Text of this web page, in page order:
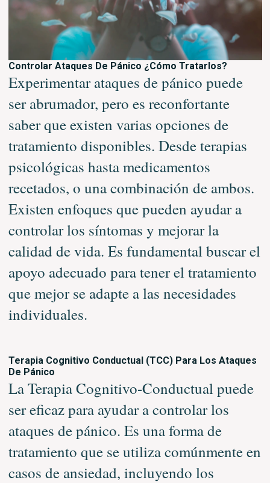
Controlar Ataques De Pánico ¿Cómo Tratarlos?
Experimentar ataques de pánico puede
ser abrumador, pero es reconfortante
saber que existen varias opciones de
tratamiento disponibles. Desde terapias
psicológicas hasta medicamentos
recetados, o una combinación de ambos.
Existen enfoques que pueden ayudar a
controlar los síntomas y mejorar la
calidad de vida. Es fundamental buscar el
apoyo adecuado para tener el tratamiento
que mejor se adapte a las necesidades
individuales.
Terapia Cognitivo Conductual (TCC) Para Los Ataques
De Pánico
La Terapia Cognitivo-Conductual puede
ser eficaz para ayudar a controlar los
ataques de pánico. Es una forma de
tratamiento que se utiliza comúnmente en
casos de ansiedad, incluyendo los